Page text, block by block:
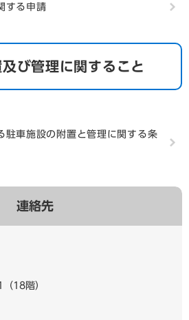
する申請
び管理に関すること
駐車施設の附置と管理に関する条
連絡先
18階）